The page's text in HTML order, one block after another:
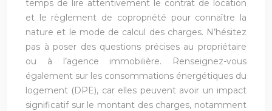
temps de lire attentivement le contrat de location
et le règlement de copropriété pour connaître la
nature et le mode de calcul des charges. N’hésitez
pas à poser des questions précises au propriétaire
ou à l’agence immobilière. Renseignez-vous
également sur les consommations énergétiques du
logement (DPE), car elles peuvent avoir un impact
significatif sur le montant des charges, notamment